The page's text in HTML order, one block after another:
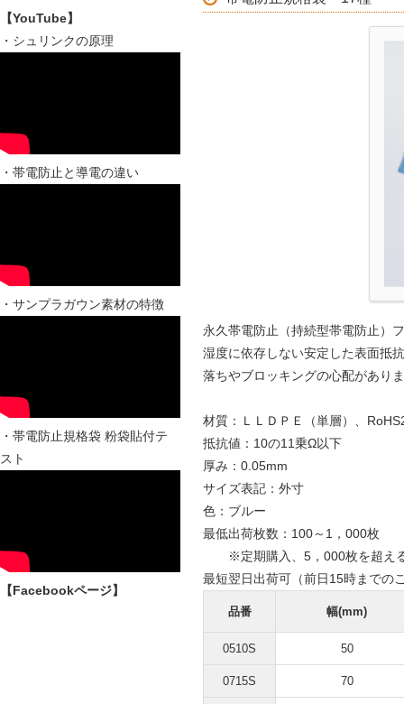
【YouTube】
・シュリンクの原理
・帯電防止と導電の違い
・サンプラガウン素材の特徴
・帯電防止規格袋 粉袋貼付テ
スト
【Facebookページ】
永久帯電防止（持続型帯電防止）
湿度に依存しない安定した表面抵
落ちやブロッキングの心配があり
材質：ＬＬＤＰＥ（単層）、
抵抗値：10の11乗Ω以下
厚み：0.05mm
サイズ表記：外寸
色：ブルー
最低出荷枚数：100～1，000枚
※定期購入、5，000枚を超える
最短翌日出荷可（前日15時までの
品番 幅(mm)
0510S 50
0715S 70